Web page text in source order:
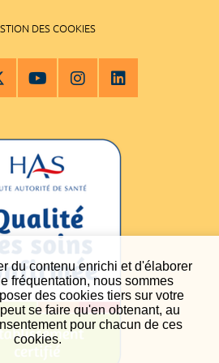
du contenu enrichi et d'élaborer
fréquentation, nous sommes
des cookies tiers sur votre
se faire qu'en obtenant, au
pour chacun de ces
cookies.
DES COOKIES